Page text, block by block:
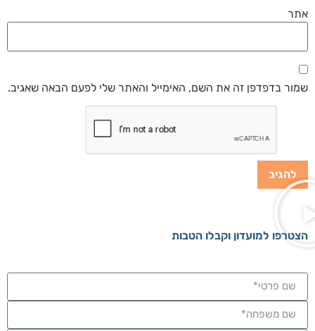
אתר
שמור בדפדפן זה את השם, האימייל והאתר שלי לפעם הבאה שאגיב.
הצטרפו למועדון וקבלו הטבות